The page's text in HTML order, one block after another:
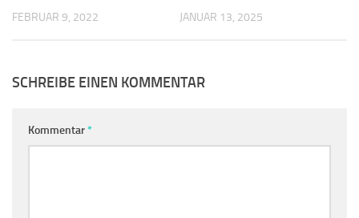
FEBRUAR 9, 2022 JANUAR 13, 2025
SCHREIBE EINEN KOMMENTAR
Kommentar*